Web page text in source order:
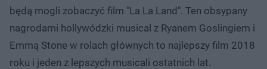
będą mogli zobaczyć film "La La Land". Ten obsypany
nagrodami hollywódzki musical z Ryanem Goslingiem i
Emmą Stone w rolach głównych to najlepszy film 2018
roku i jeden z lepszych musicali ostatnich lat.